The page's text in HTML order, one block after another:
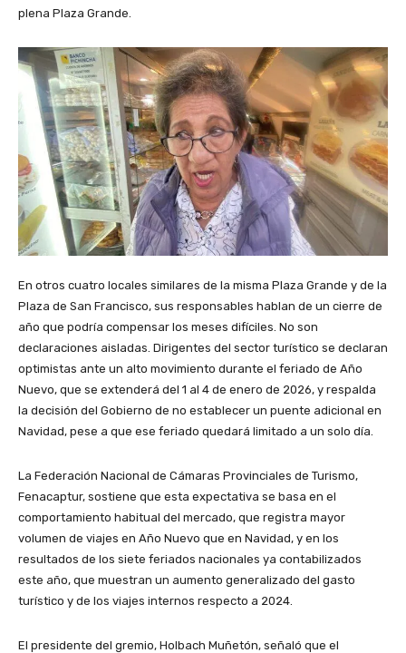
plena Plaza Grande.
En otros cuatro locales similares de la misma Plaza Grande y de la
Plaza de San Francisco, sus responsables hablan de un cierre de
año que podría compensar los meses difíciles. No son
declaraciones aisladas. Dirigentes del sector turístico se declaran
optimistas ante un alto movimiento durante el feriado de Año
Nuevo, que se extenderá del 1 al 4 de enero de 2026, y respalda
la decisión del Gobierno de no establecer un puente adicional en
Navidad, pese a que ese feriado quedará limitado a un solo día.
La Federación Nacional de Cámaras Provinciales de Turismo,
Fenacaptur, sostiene que esta expectativa se basa en el
comportamiento habitual del mercado, que registra mayor
volumen de viajes en Año Nuevo que en Navidad, y en los
resultados de los siete feriados nacionales ya contabilizados
este año, que muestran un aumento generalizado del gasto
turístico y de los viajes internos respecto a 2024.
El presidente del gremio, Holbach Muñetón, señaló que el